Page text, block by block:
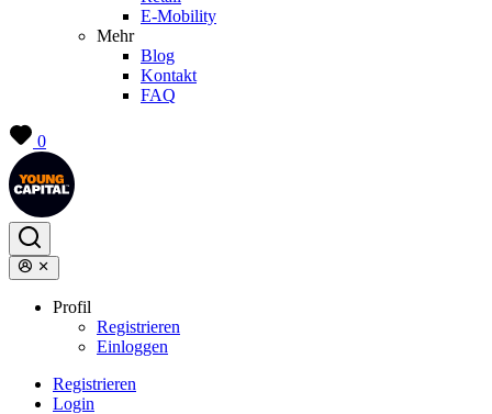
E-Mobility
Mehr
Blog
Kontakt
FAQ
0
Profil
Registrieren
Einloggen
Registrieren
Login